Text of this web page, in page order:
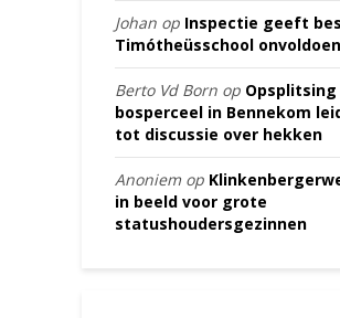
Johan op Inspectie geeft
Timótheüsschool
Berto Vd Born op Opsplitsing
bosperceel in Bennekom
tot discussie over hekken
Anoniem op
in beeld voor grote
statushoudersgezinnen